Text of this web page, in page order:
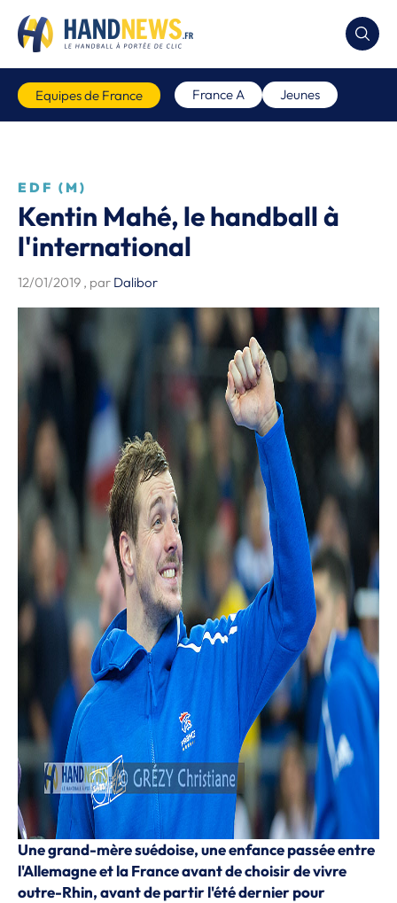
Equipes de France France A Jeunes
EDF (M)
Kentin Mahé, le handball à
l'international
12/01/2019 , par Dalibor
Une grand-mère suédoise, une enfance passée entre
l'Allemagne et la France avant de choisir de vivre
outre-Rhin, avant de partir l'été dernier pour